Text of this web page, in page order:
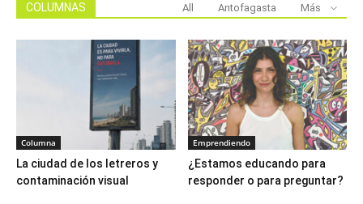
COLUMNAS All Antofagasta Más
Columna
La ciudad de los letreros y
contaminación visual
Emprendiendo
¿Estamos educando para
responder o para preguntar?